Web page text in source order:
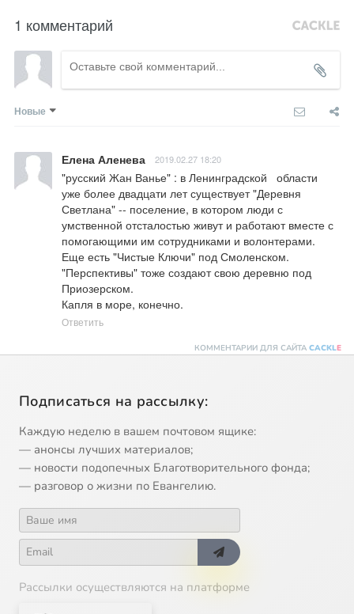
1 комментарий
Новые
Елена Аленева 2019.02.27 18:20
"русский Жан Ванье" : в Ленинградской   области
уже более двадцати лет существует "Деревня
Светлана" -- поселение, в котором люди с
умственной отсталостью живут и работают вместе с
помогающими им сотрудниками и волонтерами.
Еще есть "Чистые Ключи" под Смоленском.
"Перспективы" тоже создают свою деревню под
Приозерском.
Капля в море, конечно.
Ответить
КОММЕНТАРИИ ДЛЯ САЙТА CACKLE
Подписаться на рассылку:
Каждую неделю в вашем почтовом ящике:
— анонсы лучших материалов;
— новости подопечных Благотворительного фонда;
— разговор о жизни по Евангелию.
Рассылки осуществляются на платформе